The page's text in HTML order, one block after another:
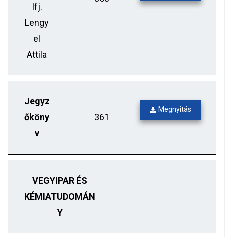
Ifj.
Lengy
el
Attila
Jegyz
őköny
v
361
Megnyitás
VEGYIPAR ÉS
KÉMIATUDOMÁN
Y